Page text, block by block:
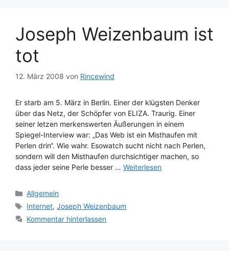
Joseph Weizenbaum ist
tot
12. März 2008 von Rincewind
Er starb am 5. März in Berlin. Einer der klügsten Denker
über das Netz, der Schöpfer von ELIZA. Traurig. Einer
seiner letzen merkenswerten Äußerungen in einem
Spiegel-Interview war: „Das Web ist ein Misthaufen mit
Perlen drin“. Wie wahr. Esowatch sucht nicht nach Perlen,
sondern will den Misthaufen durchsichtiger machen, so
dass jeder seine Perle besser … Weiterlesen
Kategorien
Allgemein
Schlagwörter
Internet,Joseph Weizenbaum
Kommentar hinterlassen